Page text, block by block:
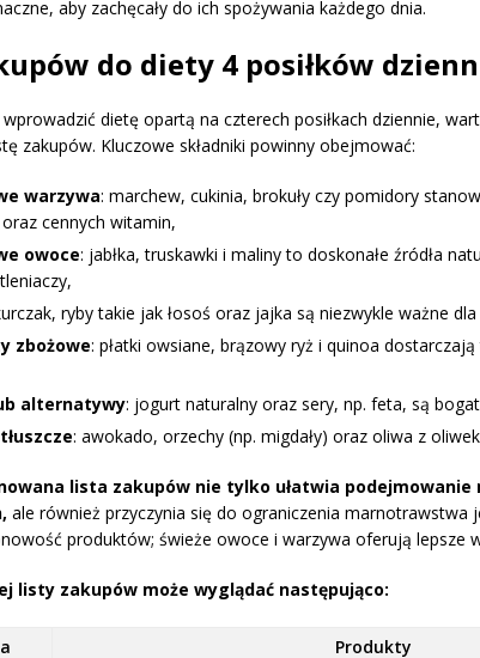
aby zachęcały do ich spożywania każdego dnia.
do diety 4 posiłków
dietę opartą na czterech posiłkach dziennie,
zakupów. Kluczowe składniki powinny obejmować:
warzywa: marchew, cukinia, brokuły czy pomidory
oraz cennych witamin,
owoce: jabłka, truskawki i maliny to doskonałe źródła
ryby takie jak łosoś oraz jajka są niezwykle ważne
zbożowe: płatki owsiane, brązowy ryż i quinoa dostarczają
alternatywy: jogurt naturalny oraz sery, np. feta, są
: awokado, orzechy (np. migdały) oraz oliwa z
lista zakupów nie tylko ułatwia podejmowanie
ale również przyczynia się do ograniczenia marnotrawstwa
produktów; świeże owoce i warzywa oferują lepsze
listy zakupów może wyglądać następująco:
Produkty